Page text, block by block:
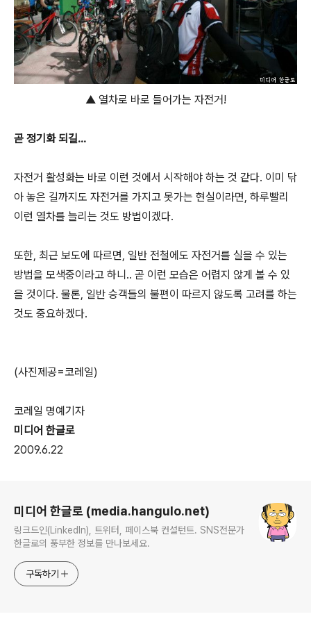
▲ 열차로 바로 들어가는 자전거!
곧 정기화 되길...
자전거 활성화는 바로 이런 것에서 시작해야 하는 것 같다. 이미 닦
아 놓은 길까지도 자전거를 가지고 못가는 현실이라면, 하루빨리
이런 열차를 늘리는 것도 방법이겠다.
또한, 최근 보도에 따르면, 일반 전철에도 자전거를 실을 수 있는
방법을 모색중이라고 하니.. 곧 이런 모습은 어렵지 않게 볼 수 있
을 것이다. 물론, 일반 승객들의 불편이 따르지 않도록 고려를 하는
것도 중요하겠다.
(사진제공=코레일)
코레일 명예기자
미디어 한글로
2009.6.22
미디어 한글로 (media.hangulo.net)
링크드인(LinkedIn), 트위터, 페이스북 컨설턴트. SNS전문가
한글로의 풍부한 정보를 만나보세요.
구독하기